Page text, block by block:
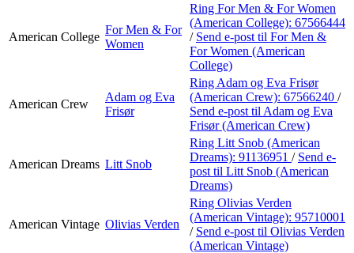
American College
For Men & For
Women
Ring For Men & For Women
(American College): 67566444
/ Send e-post til For Men &
For Women (American
College)
American Crew
Adam og Eva
Frisør
Ring Adam og Eva Frisør
(American Crew): 67566240 /
Send e-post til Adam og Eva
Frisør (American Crew)
American Dreams Litt Snob
Ring Litt Snob (American
Dreams): 91136951 / Send e-
post til Litt Snob (American
Dreams)
American Vintage Olivias Verden
Ring Olivias Verden
(American Vintage): 95710001
/ Send e-post til Olivias Verden
(American Vintage)